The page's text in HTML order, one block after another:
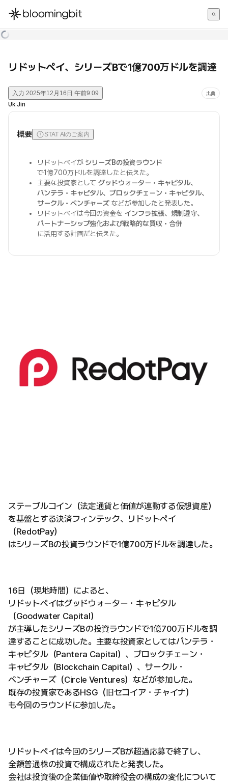
한국어
リドットペイ、シリーズBで1億700万ドルを調達
入力 2025年12月16日 午前9:09 出典
Uk Jin
概要 STAT AIのご案内
リドットペイが シリーズBの投資ラウンド
で1億700万ドルを調達したと伝えた。
主要な投資家としてグッドウォーター・キャピタル、
パンテラ・キャピタル、ブロックチェーン・キャピタル、
サークル・ベンチャーズ などが参加したと発表した。
リドットペイは今回の資金を インフラ拡張、規制遵守、
パートナーシップ強化および戦略的な買収・合併
に活用する計画だと伝えた。
ステーブルコイン（法定通貨と価値が連動する仮想資産）
を基盤とする決済フィンテック、リドットペイ
（RedotPay）
はシリーズBの投資ラウンドで1億700万ドルを調達した。
16日（現地時間）によると、
リドットペイはグッドウォーター・キャピタル
（Goodwater Capital）
が主導したシリーズBの投資ラウンドで1億700万ドルを調
達することに成功した。主要な投資家としてはパンテラ・
キャピタル（Pantera Capital）、ブロックチェーン・
キャピタル（Blockchain Capital）、サークル・
ベンチャーズ（Circle Ventures）などが参加した。
既存の投資家であるHSG（旧セコイア・チャイナ）
も今回のラウンドに参加した。
リドットペイは今回のシリーズBが超過応募で終了し、
全額普通株の投資で構成されたと発表した。
会社は投資後の企業価値や取締役会の構成の変化について